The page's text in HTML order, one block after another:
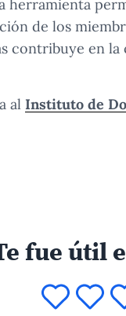
herramienta
de los
contribuye en
al Instituto de
fue útil